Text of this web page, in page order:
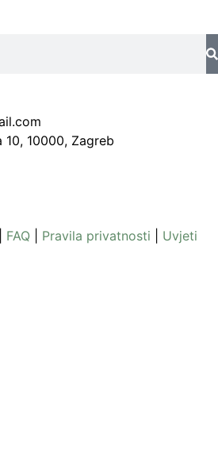
10, 10000, Zagreb
FAQ Pravila privatnosti
Uvjeti